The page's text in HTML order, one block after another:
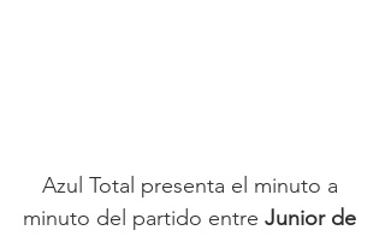
Azul Total presenta el minuto a
minuto del partido entre Junior de